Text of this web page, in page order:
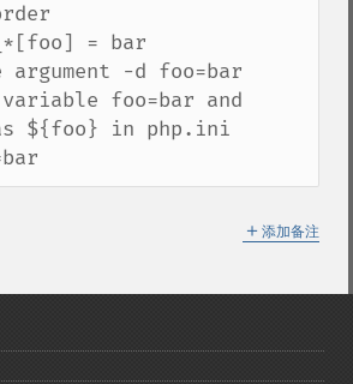
= bar
argument -d foo=bar
foo=bar and
${foo} in php.ini
＋ 添加备注